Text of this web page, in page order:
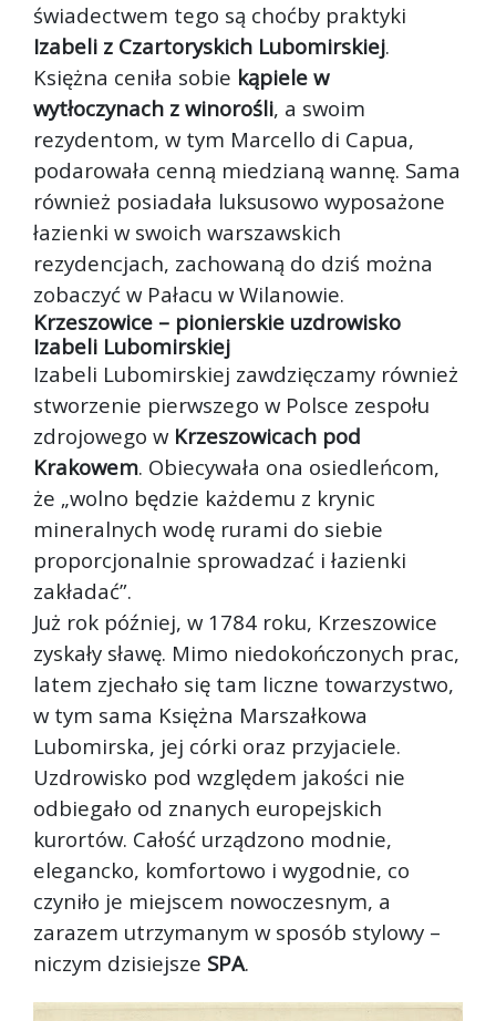
świadectwem tego są choćby praktyki
Izabeli z Czartoryskich Lubomirskiej.
Księżna ceniła sobie kąpiele w
wytłoczynach z winorośli, a swoim
rezydentom, w tym Marcello di Capua,
podarowała cenną miedzianą wannę. Sama
również posiadała luksusowo wyposażone
łazienki w swoich warszawskich
rezydencjach, zachowaną do dziś można
zobaczyć w Pałacu w Wilanowie.
Krzeszowice – pionierskie uzdrowisko
Izabeli Lubomirskiej
Izabeli Lubomirskiej zawdzięczamy również
stworzenie pierwszego w Polsce zespołu
zdrojowego w Krzeszowicach pod
Krakowem. Obiecywała ona osiedleńcom,
że „wolno będzie każdemu z krynic
mineralnych wodę rurami do siebie
proporcjonalnie sprowadzać i łazienki
zakładać”.
Już rok później, w 1784 roku, Krzeszowice
zyskały sławę. Mimo niedokończonych prac,
latem zjechało się tam liczne towarzystwo,
w tym sama Księżna Marszałkowa
Lubomirska, jej córki oraz przyjaciele.
Uzdrowisko pod względem jakości nie
odbiegało od znanych europejskich
kurortów. Całość urządzono modnie,
elegancko, komfortowo i wygodnie, co
czyniło je miejscem nowoczesnym, a
zarazem utrzymanym w sposób stylowy –
niczym dzisiejsze SPA.